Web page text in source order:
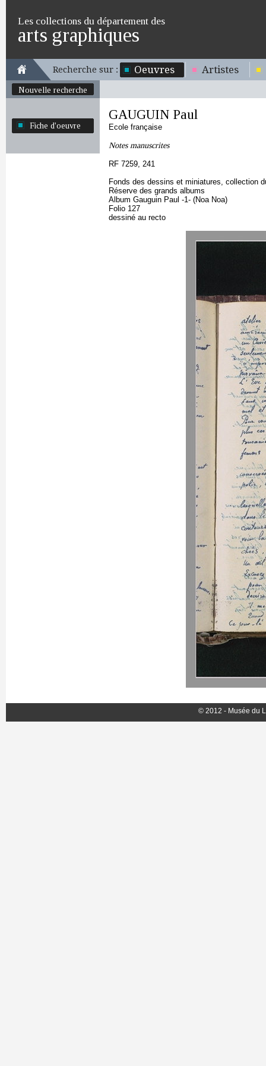
Les collections du département des
arts graphiques
Recherche sur : Oeuvres Artistes
Nouvelle recherche
Fiche d'oeuvre
GAUGUIN Paul
Ecole française
Notes manuscrites
RF 7259, 241
Fonds des dessins et miniatures, collection
Réserve des grands albums
Album Gauguin Paul -1- (Noa Noa)
Folio 127
dessiné au recto
© 2012 - Musée du